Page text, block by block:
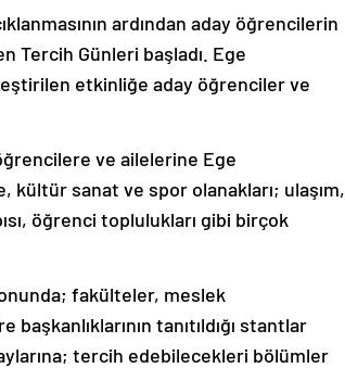
ardından aday öğrencilerin
Tercih Günleri başladı. Ege
etkinliğe aday öğrenciler ve
ve ailelerine Ege
sanat ve spor olanakları; ulaşım,
öğrenci toplulukları gibi birçok
fakülteler, meslek
tanıtıldığı stantlar
tercih edebilecekleri bölümler